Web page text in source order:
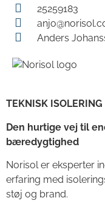
25259183
Anders
TEKNISK ISOLERING
Den hurtige vej til
bæredygtighed
Norisol er eksperter
erfaring med
støj og brand.